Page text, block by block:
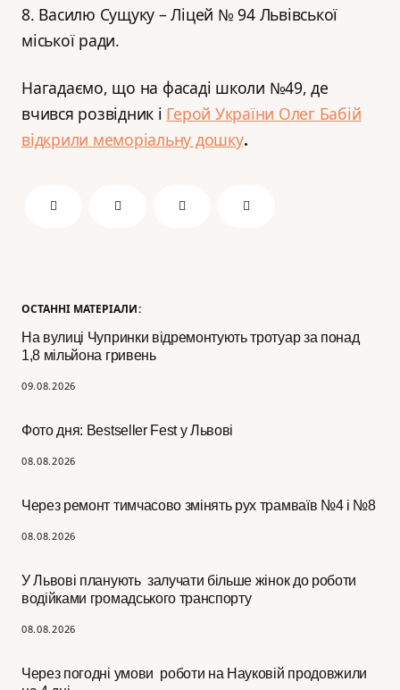
ОСТАННІ МАТЕРІАЛИ:
На вулиці Чупринки відремонтують тротуар за понад
1,8 мільйона гривень
09.08.2026
Фото дня: Bestseller Fest у Львові
08.08.2026
Через ремонт тимчасово змінять рух трамваїв №4 і №8
08.08.2026
У Львові планують залучати більше жінок до роботи
водійками громадського транспорту
08.08.2026
Через погодні умови роботи на Науковій продовжили
8. Василю Сущуку – Ліцей № 94 Львівської
міської ради.
Нагадаємо, що на фасаді школи №49, де
вчився розвідник і Герой України Олег Бабій
відкрили меморіальну дошку.